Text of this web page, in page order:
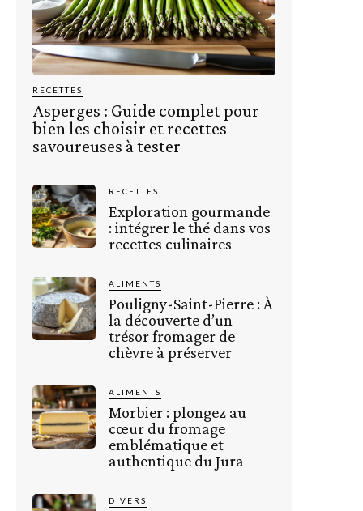
RECETTES
Asperges : Guide complet pour
bien les choisir et recettes
savoureuses à tester
RECETTES
Exploration gourmande
: intégrer le thé dans vos
recettes culinaires
ALIMENTS
Pouligny-Saint-Pierre : À
la découverte d’un
trésor fromager de
chèvre à préserver
ALIMENTS
Morbier : plongez au
cœur du fromage
emblématique et
authentique du Jura
DIVERS